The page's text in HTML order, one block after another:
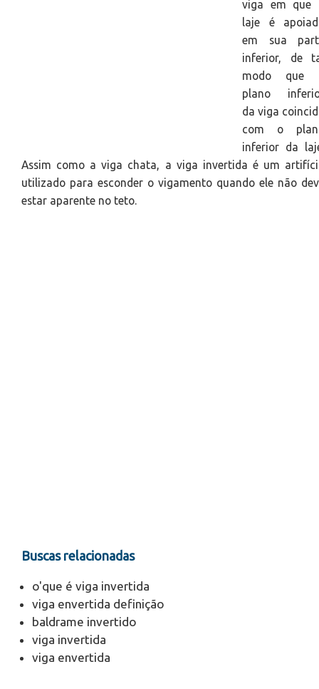
viga em que
laje é
em sua
inferior, de
modo que
plano
da viga
com o
inferior da
Assim como a viga chata, a viga invertida é um
utilizado para esconder o vigamento quando ele não
estar aparente no teto.
Buscas relacionadas
o'que é viga invertida
viga envertida definição
baldrame invertido
viga invertida
viga envertida